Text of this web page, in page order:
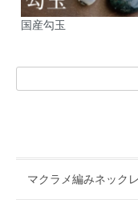
国産勾玉
マクラメ編みネック